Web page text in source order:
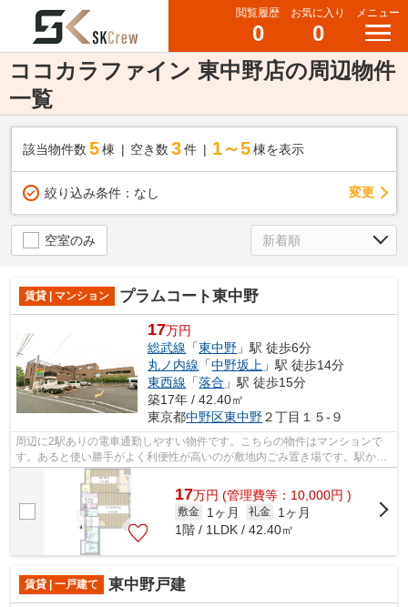
閲覧履歴
0
お気に入り
0
メニュー
ココカラファイン 東中野店の周辺物件
一覧
該当物件数 5棟 空き数 3 件 1～5 棟を表示
絞り込み条件： なし 変更
空室のみ
賃貸 | マンション プラムコート東中野
17万円
総武線 「東中野 」駅 徒歩6分
丸ノ内線 「中野坂上 」駅 徒歩14分
東西線 「落合 」駅 徒歩15分
築17年 / 42.40㎡
東京都中野区東中野２丁目１５-９
周辺に2駅ありの電車通勤しやすい物件です。こちらの物件はマンションで
す。あると使い勝手がよく利便性が高いのが敷地内ごみ置き場です。駅から
徒歩6分の物件なら、駅前のお買い物も...
17万円 (管理費等：10,000円 )
敷金 1ヶ月 礼金
1ヶ月
1階 / 1LDK / 42.40㎡
賃貸 | 一戸建て 東中野戸建